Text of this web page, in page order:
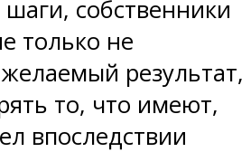
собственники
только не
результат,
то, что имеют,
впоследствии